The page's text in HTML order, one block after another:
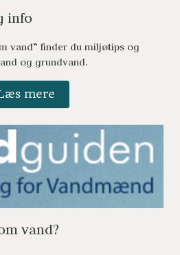
info
vand” finder du miljøtips og
og grundvand.
mere
vand?